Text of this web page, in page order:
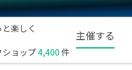
楽しく
ョップ4,400 件
主催する